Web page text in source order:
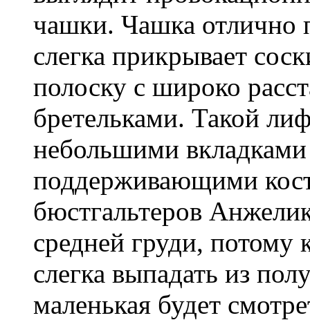
чашки. Чашка отлично
слегка прикрывает
полоску с широко
бретельками. Такой
небольшими
поддерживающими
бюстгальтеров
средней груди,
слегка выпадать из
маленькая будет